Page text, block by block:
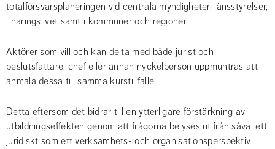
totalförsvarsplaneringen vid centrala myndigheter, länsstyrelser,
i näringslivet samt i kommuner och regioner.
Aktörer som vill och kan delta med både jurist och
beslutsfattare, chef eller annan nyckelperson uppmuntras att
anmäla dessa till samma kurstillfälle.
Detta eftersom det bidrar till en ytterligare förstärkning av
utbildningseffekten genom att frågorna belyses utifrån såväl ett
juridiskt som ett verksamhets- och organisationsperspektiv.